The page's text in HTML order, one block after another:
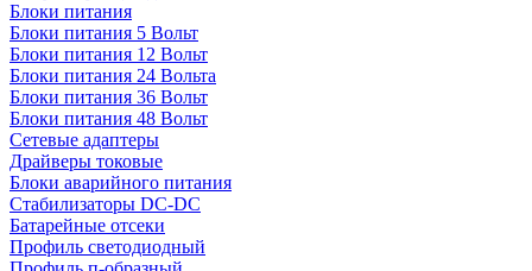
Блоки питания
Блоки питания 5 Вольт
Блоки питания 12 Вольт
Блоки питания 24 Вольта
Блоки питания 36 Вольт
Блоки питания 48 Вольт
Сетевые адаптеры
Драйверы токовые
Блоки аварийного питания
Стабилизаторы DC-DC
Батарейные отсеки
Профиль светодиодный